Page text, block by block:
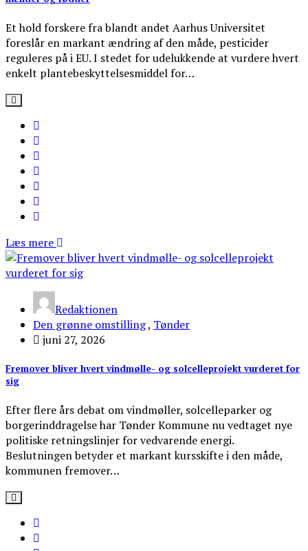
Et hold forskere fra blandt andet Aarhus Universitet
foreslår en markant ændring af den måde, pesticider
reguleres på i EU. I stedet for udelukkende at vurdere hvert
enkelt plantebeskyttelsesmiddel for…
Læs mere
Redaktionen
Den grønne omstilling, Tønder
juni 27, 2026
Fremover bliver hvert vindmølle- og solcelleprojekt vurderet for
sig
Efter flere års debat om vindmøller, solcelleparker og
borgerinddragelse har Tønder Kommune nu vedtaget nye
politiske retningslinjer for vedvarende energi.
Beslutningen betyder et markant kursskifte i den måde,
kommunen fremover…